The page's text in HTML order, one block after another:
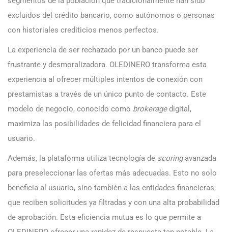
excluidos del crédito bancario, como autónomos o personas
con historiales crediticios menos perfectos.
La experiencia de ser rechazado por un banco puede ser
frustrante y desmoralizadora. OLEDINERO transforma esta
experiencia al ofrecer múltiples intentos de conexión con
prestamistas a través de un único punto de contacto. Este
modelo de negocio, conocido como brokeragedigital,
maximiza las posibilidades de felicidad financiera para el
usuario.
Además, la plataforma utiliza tecnología de scoringavanzada
para preseleccionar las ofertas más adecuadas. Esto no solo
beneficia al usuario, sino también a las entidades financieras,
que reciben solicitudes ya filtradas y con una alta probabilidad
de aprobación. Esta eficiencia mutua es lo que permite a